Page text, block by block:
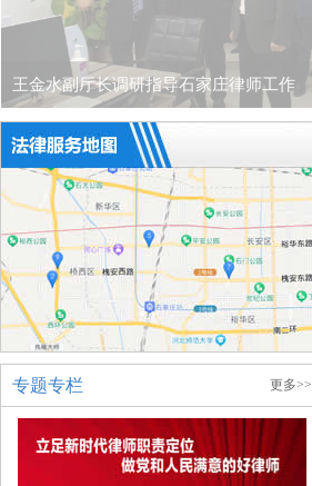
王金水副厅长调研指导石家庄律师工作
专题专栏 更多>>